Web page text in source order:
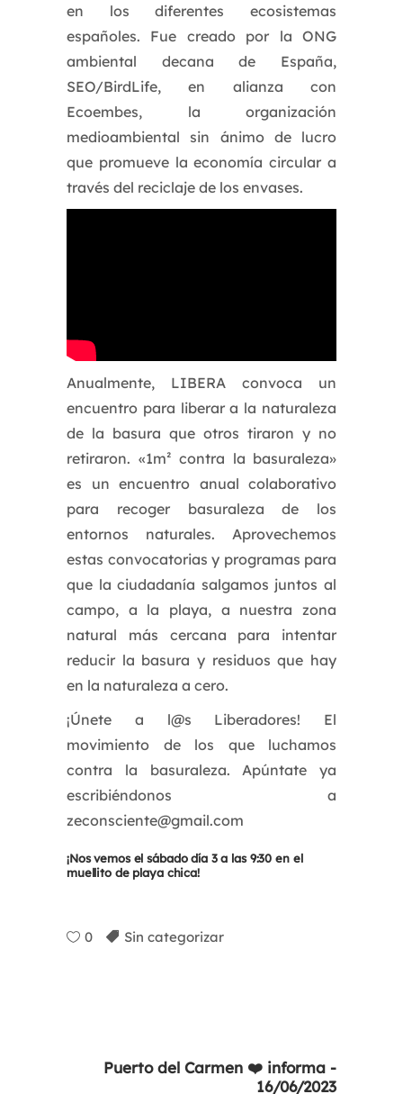
en los diferentes ecosistemas
españoles. Fue creado por la ONG
ambiental decana de España,
SEO/BirdLife, en alianza con
Ecoembes, la organización
medioambiental sin ánimo de lucro
que promueve la economía circular a
través del reciclaje de los envases.
Anualmente, LIBERA convoca un
encuentro para liberar a la naturaleza
de la basura que otros tiraron y no
retiraron. «1m² contra la basuraleza»
es un encuentro anual colaborativo
para recoger basuraleza de los
entornos naturales. Aprovechemos
estas convocatorias y programas para
que la ciudadanía salgamos juntos al
campo, a la playa, a nuestra zona
natural más cercana para intentar
reducir la basura y residuos que hay
en la naturaleza a cero.
¡Únete a l@s Liberadores! El
movimiento de los que luchamos
contra la basuraleza. Apúntate ya
escribiéndonos a
zeconsciente@gmail.com
¡Nos vemos el sábado día 3 a las 9:30 en el
muellito de playa chica!
0 Sin categorizar
Puerto del Carmen ❤️ informa -
16/06/2023